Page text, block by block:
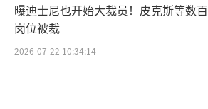
曝迪士尼也开始大裁员！皮克斯等数百
岗位被裁
2026-07-22 10:34:14